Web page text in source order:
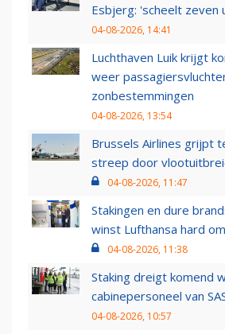
Esbjerg: 'scheelt zeven
04-08-2026, 14:41
Luchthaven Luik krijgt
weer
zonbestemmingen
04-08-2026, 13:54
Brussels Airlines grijpt
streep door
04-08-2026, 11:47
Stakingen en dure
winst Lufthansa hard
04-08-2026, 11:38
Staking dreigt komend
cabinepersoneel van
04-08-2026, 10:57